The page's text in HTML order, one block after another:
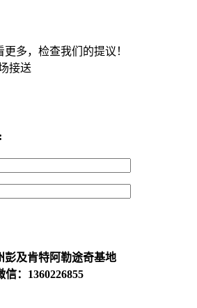
多，检查我们的提议！
接送
彭及肯特阿勒途奇基地
信：1360226855